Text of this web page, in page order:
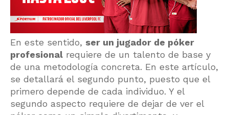
En este sentido, ser un jugador de póker
profesional requiere de un talento de base y
de una metodología concreta. En este artículo,
se detallará el segundo punto, puesto que el
primero depende de cada individuo. Y el
segundo aspecto requiere de dejar de ver el